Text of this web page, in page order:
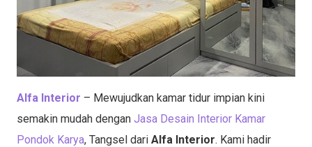
Alfa Interior – Mewujudkan kamar tidur impian kini
semakin mudah dengan Jasa Desain Interior Kamar
Pondok Karya, Tangsel dari Alfa Interior. Kami hadir